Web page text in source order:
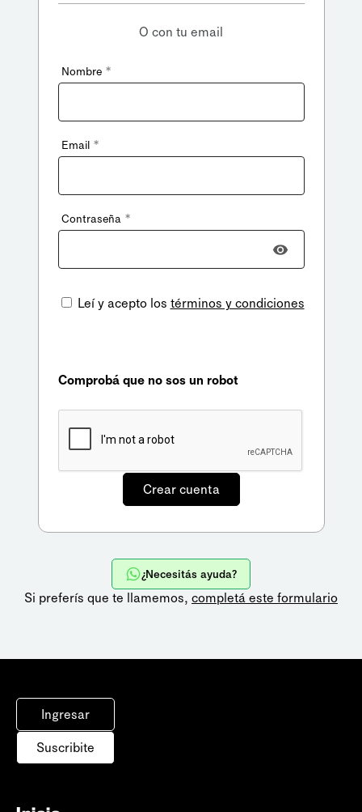
O con tu email
Nombre *
Email *
Contraseña *
Leí y acepto los términos y condiciones
Comprobá que no sos un robot
¿Necesitás ayuda?
Si preferís que te llamemos, completá este formulario
Ingresar
Suscribite